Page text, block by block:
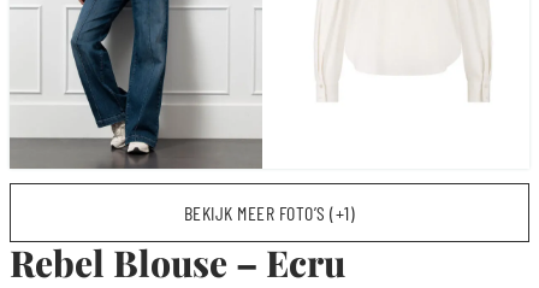
BEKIJK MEER FOTO’S (+1)
Rebel Blouse – Ecru